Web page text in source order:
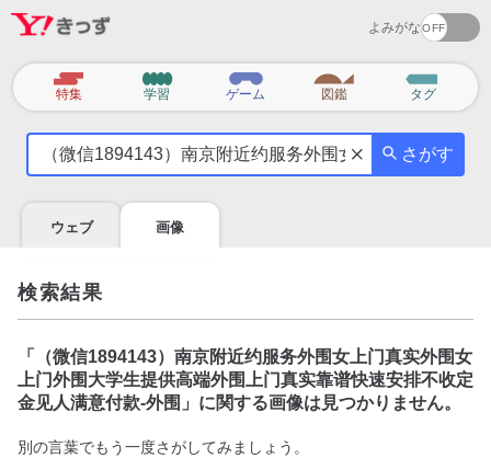
よみがな
カ
テ
特集 学習 ゲーム 図鑑 タグ
気
を
調
べ
よ
う
さがす
ウェブ 画像
検索結果
「
（微信1894143）南京附近约服务外围女上门真实外围女
上门外围大学生提供高端外围上门真实靠谱快速安排不收定
金见人满意付款-外围 」に関する画像は見つかりません。
別の言葉でもう一度さがしてみましょう。